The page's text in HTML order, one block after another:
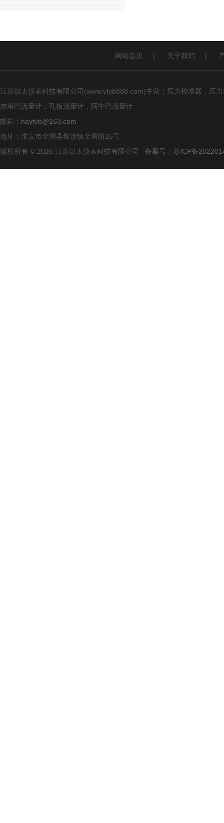
网站首页 | 关于我们 |
江苏以太仪表科技有限公司(www.ytyb888.com)主营：压力校准器，压
尔塔巴流量计，孔板流量计，阿牛巴流量计
邮箱： haytyb@163.com
地址：淮安市金湖县银涂镇金唐路16号
版权所有 © 2026 江苏以太仪表科技有限公司 备案号：苏ICP备